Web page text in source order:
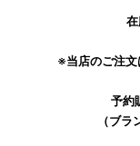
※当店のご注文
予約
（ブラ